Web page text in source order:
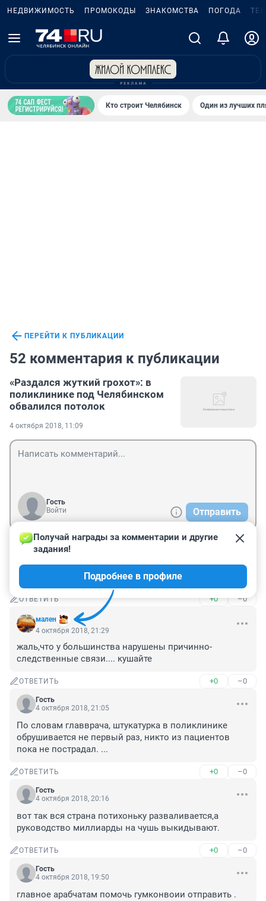
НЕДВИЖИМОСТЬ ПРОМОКОДЫ ЗНАКОМСТВА ПОГОДА
Кто строит Челябинск Один из лучших
ПЕРЕЙТИ К ПУБЛИКАЦИИ
52 комментария к публикации
«Раздался жуткий грохот»: в
поликлинике под Челябинском
обвалился потолок
4 октября 2018, 11:09
Гость
Войти
Отправить
Гость
Стабильность чуть-чуть упала
ОТВЕТИТЬ +0 –0
мален
Получай награды за комментарии и другие
задания!
Подробнее в профиле
4 октября 2018, 21:29
жаль,что у большинства нарушены причинно-
следственные связи.... кушайте
ОТВЕТИТЬ +0 –0
Гость
4 октября 2018, 21:05
По словам главврача, штукатурка в поликлинике
обрушивается не первый раз, никто из пациентов
пока не пострадал. ...
ОТВЕТИТЬ +0 –0
Гость
4 октября 2018, 20:16
вот так вся страна потихоньку разваливается,а
руководство миллиарды на чушь выкидывают.
ОТВЕТИТЬ +0 –0
Гость
4 октября 2018, 19:50
главное арабчатам помочь гумконвоии отправить .